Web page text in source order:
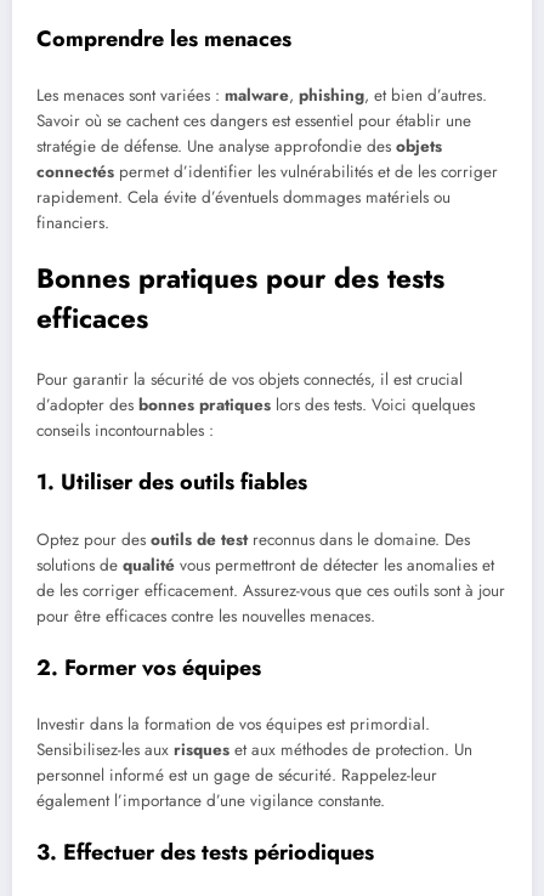
Comprendre les menaces
Les menaces sont variées : malware, phishing, et bien d’autres.
Savoir où se cachent ces dangers est essentiel pour établir une
stratégie de défense. Une analyse approfondie des objets
connectés permet d’identifier les vulnérabilités et de les corriger
rapidement. Cela évite d’éventuels dommages matériels ou
financiers.
Bonnes pratiques pour des tests
efficaces
Pour garantir la sécurité de vos objets connectés, il est crucial
d’adopter des bonnes pratiques lors des tests. Voici quelques
conseils incontournables :
1. Utiliser des outils fiables
Optez pour des outils de testreconnus dans le domaine. Des
solutions de qualité vous permettront de détecter les anomalies et
de les corriger efficacement. Assurez-vous que ces outils sont à jour
pour être efficaces contre les nouvelles menaces.
2. Former vos équipes
Investir dans la formation de vos équipes est primordial.
Sensibilisez-les aux risques et aux méthodes de protection. Un
personnel informé est un gage de sécurité. Rappelez-leur
également l’importance d’une vigilance constante.
3. Effectuer des tests périodiques